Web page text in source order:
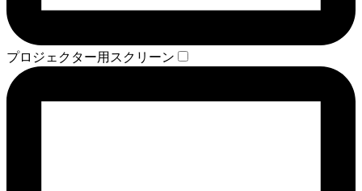
プロジェクター用スクリーン